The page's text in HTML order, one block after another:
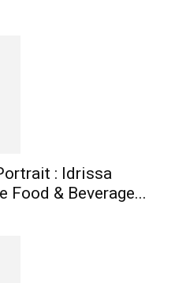
: Idrissa
Food & Beverage...